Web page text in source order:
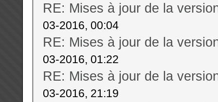
RE: Mises à jour de la
03-2016, 00:04
RE: Mises à jour de la
03-2016, 01:22
RE: Mises à jour de la
03-2016, 21:19